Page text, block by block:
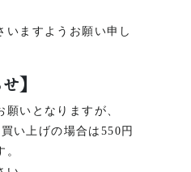
いますようお願い申し
】
いとなりますが、
い上げの場合は550円
。